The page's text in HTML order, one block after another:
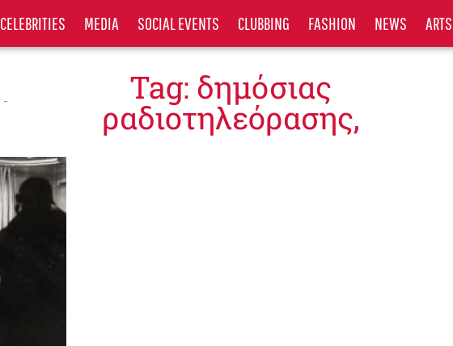
CELEBRITIES MEDIA SOCIAL EVENTS CLUBBING FASHION NEWS ARTS
Tag: δημόσιας
ραδιοτηλεόρασης,